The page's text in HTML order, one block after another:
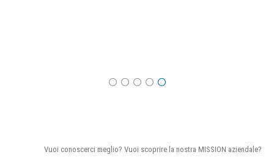
Vuoi conoscerci meglio? Vuoi scoprire la nostra MISSION aziendale?